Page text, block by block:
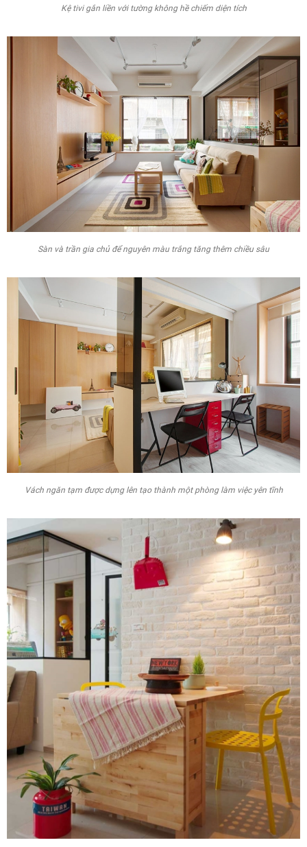
Kệ tivi gắn liền với tường không hề chiếm diện tích
Sàn và trần gia chủ để nguyên màu trắng tăng thêm chiều sâu
Vách ngăn tạm được dựng lên tạo thành một phòng làm việc yên tĩnh